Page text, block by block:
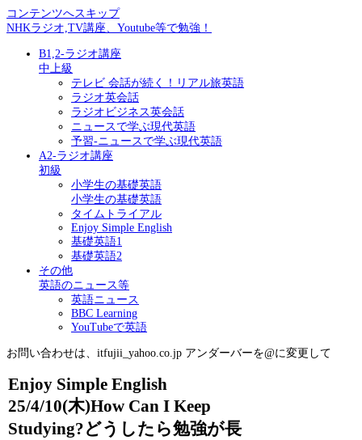
コンテンツへスキップ
NHKラジオ,TV講座、Youtube等で勉強！
B1,2-ラジオ講座
中上級
テレビ 会話が続く！リアル旅英語
ラジオ英会話
ラジオビジネス英会話
ニュースで学ぶ現代英語
予習-ニュースで学ぶ現代英語
A2-ラジオ講座
初級
小学生の基礎英語
小学生の基礎英語
タイムトライアル
Enjoy Simple English
基礎英語1
基礎英語2
その他
英語のニュース等
英語ニュース
BBC Learning
YouTubeで英語
お問い合わせは、itfujii_yahoo.co.jp アンダーバーを@に変更して
Enjoy Simple English
25/4/10(木)How Can I Keep
Studying?どうしたら勉強が長